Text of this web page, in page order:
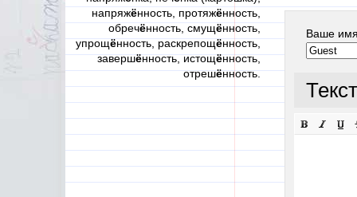
напряжённость, протяжённость,
обречённость, смущённость,
упрощённость, раскрепощённость,
завершённость, истощённость,
отрешённость.
Ваше